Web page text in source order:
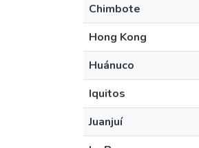
Chimbote
Hong Kong
Huánuco
Iquitos
Juanjuí